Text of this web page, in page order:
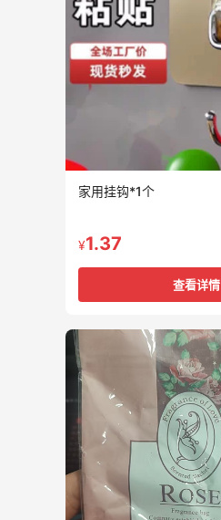
家用挂钩*1个
¥1.37
查看详情